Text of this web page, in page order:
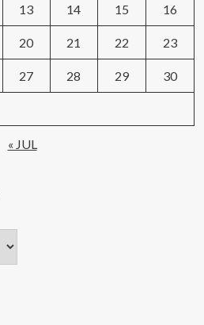
13 14 15 16
20 21 22 23
27 28 29 30
« JUL